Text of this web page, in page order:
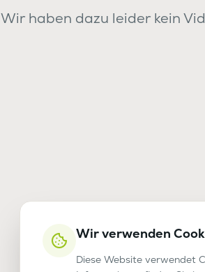
Wir haben dazu leider kein
Wir verwenden
Diese Website verwendet